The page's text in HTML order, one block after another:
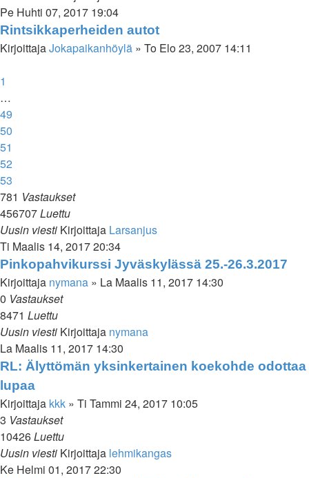
Pe Huhti 07, 2017 19:04
Rintsikkaperheiden autot
KirjoittajaJokapaikanhöylä » To Elo 23, 2007 14:11
1
…
49
50
51
52
53
781 Vastaukset
456707Luettu
Uusin viesti Kirjoittaja Larsanjus
Ti Maalis 14, 2017 20:34
Pinkopahvikurssi Jyväskylässä 25.-26.3.2017
Kirjoittaja nymana » La Maalis 11, 2017 14:30
0 Vastaukset
8471 Luettu
Uusin viesti Kirjoittaja nymana
La Maalis 11, 2017 14:30
RL: Älyttömän yksinkertainen koekohde odottaa
lupaa
Kirjoittaja kkk » Ti Tammi 24, 2017 10:05
3 Vastaukset
10426Luettu
Uusin viesti Kirjoittaja lehmikangas
Ke Helmi 01, 2017 22:30